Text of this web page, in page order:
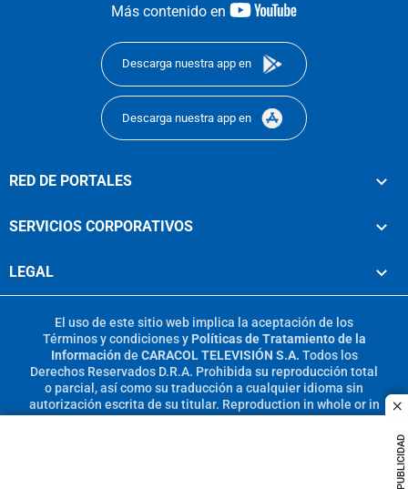
PUBLICIDAD
Más contenido en
youtube-
Descarga nuestra app en
Descarga nuestra app en
RED DE PORTALES
SERVICIOS CORPORATIVOS
LEGAL
El uso de este sitio web implica la aceptación de los
Términos y condicionesy Políticas de Tratamiento de la
Información de CARACOL TELEVISIÓN S.A. Todos los
Derechos Reservados D.R.A. Prohibida su reproducción total
o parcial, así como su traducción a cualquier idioma sin
autorización escrita de su titular. Reproduction in whole or in